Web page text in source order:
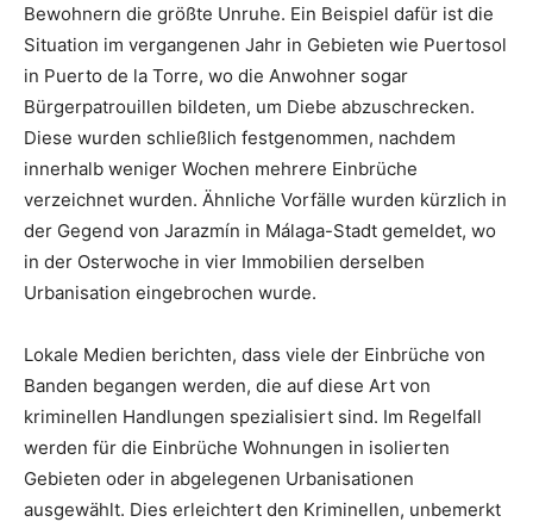
Bewohnern die größte Unruhe. Ein Beispiel dafür ist die
Situation im vergangenen Jahr in Gebieten wie Puertosol
in Puerto de la Torre, wo die Anwohner sogar
Bürgerpatrouillen bildeten, um Diebe abzuschrecken.
Diese wurden schließlich festgenommen, nachdem
innerhalb weniger Wochen mehrere Einbrüche
verzeichnet wurden. Ähnliche Vorfälle wurden kürzlich in
der Gegend von Jarazmín in Málaga-Stadt gemeldet, wo
in der Osterwoche in vier Immobilien derselben
Urbanisation eingebrochen wurde.
Lokale Medien berichten, dass viele der Einbrüche von
Banden begangen werden, die auf diese Art von
kriminellen Handlungen spezialisiert sind. Im Regelfall
werden für die Einbrüche Wohnungen in isolierten
Gebieten oder in abgelegenen Urbanisationen
ausgewählt. Dies erleichtert den Kriminellen, unbemerkt